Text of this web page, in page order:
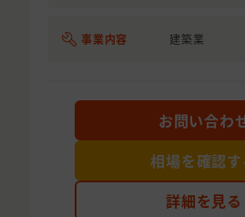
事業内容 建築業
詳細を見る
お問い合わ
相場を確認す